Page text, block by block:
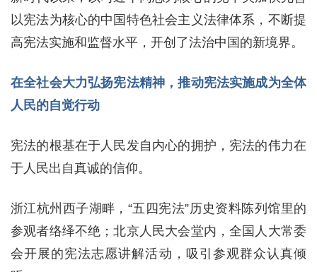
以宪法为核心的中国特色社会主义法律体系，不断提
高宪法实施和监督水平，开创了法治中国的新境界。
在全社会大力弘扬宪法精神，推动宪法实施成为全体
人民的自觉行动
宪法的根基在于人民发自内心的拥护，宪法的伟力在
于人民出自真诚的信仰。
浙江杭州西子湖畔，“五四宪法”历史资料陈列馆里的
参观者络绎不绝；北京人民大会堂内，全国人大常委
会开展的宪法志愿讲解活动，吸引参观群众认真倾